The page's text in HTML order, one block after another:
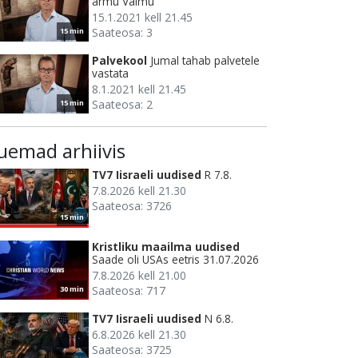
15 min
15.1.2021 kell 21.45
Saateosa: 3
15 min
Palvekool Jumal tahab palvetele
vastata
8.1.2021 kell 21.45
Saateosa: 2
arhiivis
15 min
TV7 Iisraeli uudised R 7.8.
7.8.2026 kell 21.30
Saateosa: 3726
30 min
Kristliku maailma uudised
Saade oli USAs eetris 31.07.2026
7.8.2026 kell 21.00
Saateosa: 717
TV7 Iisraeli uudised N 6.8.
6.8.2026 kell 21.30
Saateosa: 3725